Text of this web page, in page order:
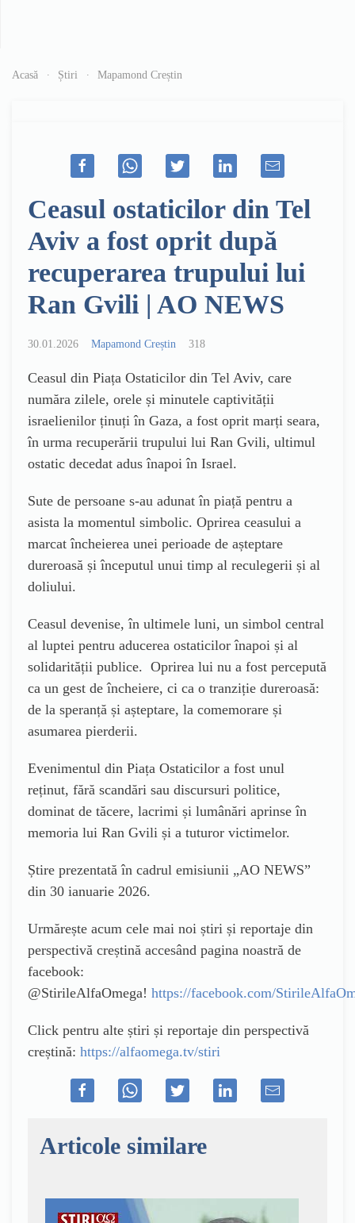
Acasă Știri Mapamond Creștin
Ceasul ostaticilor din Tel
Aviv a fost oprit după
recuperarea trupului lui
Ran Gvili | AO NEWS
30.01.2026 Mapamond Creștin 318
Ceasul din Piața Ostaticilor din Tel Aviv, care
număra zilele, orele și minutele captivității
israelienilor ținuți în Gaza, a fost oprit marți seara,
în urma recuperării trupului lui Ran Gvili, ultimul
ostatic decedat adus înapoi în Israel.
Sute de persoane s-au adunat în piață pentru a
asista la momentul simbolic. Oprirea ceasului a
marcat încheierea unei perioade de așteptare
dureroasă și începutul unui timp al reculegerii și al
doliului.
Ceasul devenise, în ultimele luni, un simbol central
al luptei pentru aducerea ostaticilor înapoi și al
solidarității publice. Oprirea lui nu a fost percepută
ca un gest de încheiere, ci ca o tranziție dureroasă:
de la speranță și așteptare, la comemorare și
asumarea pierderii.
Evenimentul din Piața Ostaticilor a fost unul
reținut, fără scandări sau discursuri politice,
dominat de tăcere, lacrimi și lumânări aprinse în
memoria lui Ran Gvili și a tuturor victimelor.
Știre prezentată în cadrul emisiunii „AO NEWS”
din 30 ianuarie 2026.
Urmărește acum cele mai noi știri și reportaje din
perspectivă creștină accesând pagina noastră de
facebook:
@StirileAlfaOmega! https://facebook.com/
Click pentru alte știri și reportaje din perspectivă
creștină: https://alfaomega.tv/stiri
Articole similare